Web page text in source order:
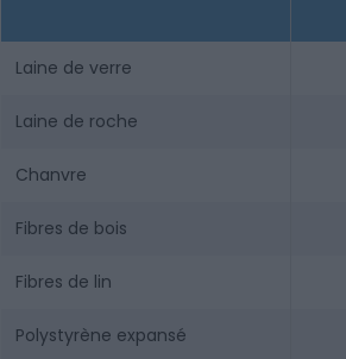
Laine de verre
Laine de roche
Chanvre
Fibres de bois
Fibres de lin
Polystyrène expansé